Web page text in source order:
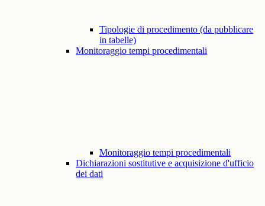
Tipologie di procedimento (da pubblicare
in tabelle)
Monitoraggio tempi procedimentali
Monitoraggio tempi procedimentali
Dichiarazioni sostitutive e acquisizione d'ufficio
dei dati